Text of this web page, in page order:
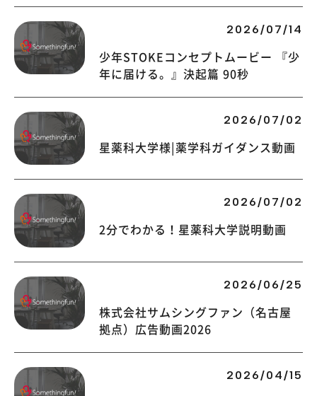
2026/07/14
少年STOKEコンセプトムービー 『少
年に届ける。』決起篇 90秒
2026/07/02
星薬科大学様|薬学科ガイダンス動画
2026/07/02
2分でわかる！星薬科大学説明動画
2026/06/25
株式会社サムシングファン（名古屋
拠点）広告動画2026
2026/04/15